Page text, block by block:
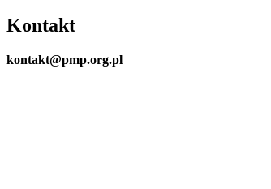
Kontakt
kontakt@pmp.org.pl